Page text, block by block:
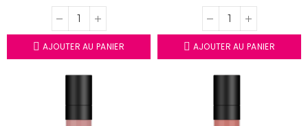
AJOUTER AU PANIER AJOUTER AU PANIER